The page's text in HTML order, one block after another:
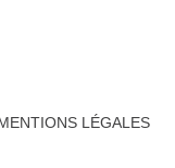
LÉGALES